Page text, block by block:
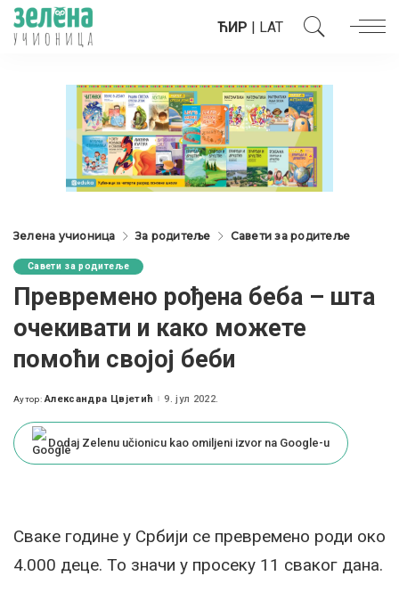
ЋИР | LAT
Зелена учионица За родитеље Савети за родитеље
Савети за родитеље
Превремено рођена беба – шта
очекивати и како можете
помоћи својој беби
Posted
Аутор: Александра Цвјетић 9. јул 2022.
Dodaj Zelenu učionicu kao omiljeni izvor na Google-u
Сваке године у Србији се превремено роди око
4.000 деце. То значи у просеку 11 сваког дана.